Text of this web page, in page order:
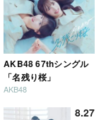
AKB48 67thシングル
「名残り桜」
AKB48
8.27